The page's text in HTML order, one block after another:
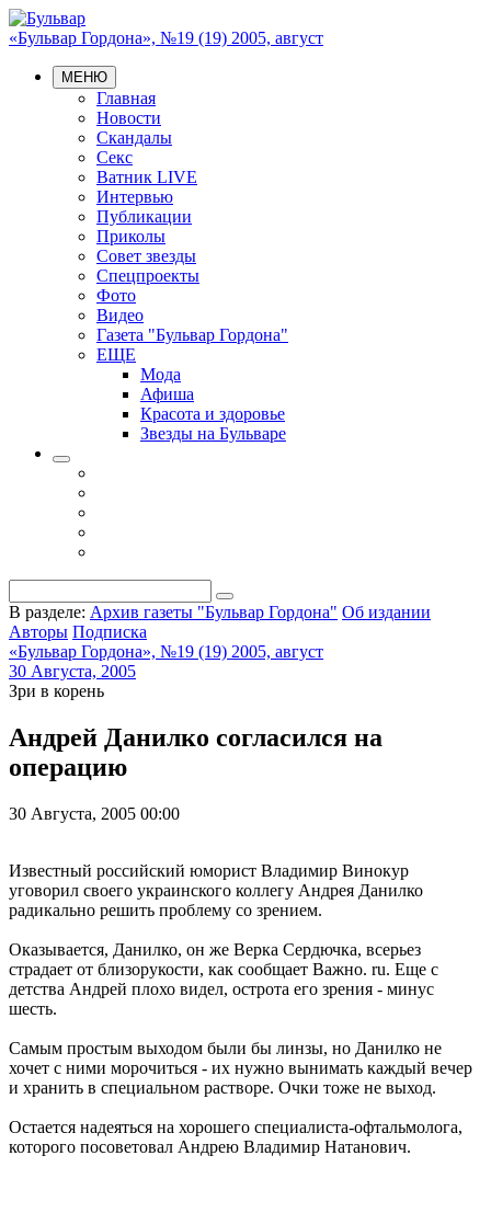
«Бульвар Гордона», №19 (19) 2005, август
МЕНЮ
Главная
Новости
Скандалы
Секс
Ватник LIVE
Интервью
Публикации
Приколы
Совет звезды
Спецпроекты
Фото
Видео
Газета "Бульвар Гордона"
ЕЩЕ
Мода
Афиша
Красота и здоровье
Звезды на Бульваре
В разделе: Архив газеты "Бульвар Гордона" Об издании
Авторы Подписка
«Бульвар Гордона», №19 (19) 2005, август
30 Августа, 2005
Зри в корень
Андрей Данилко согласился на
операцию
30 Августа, 2005 00:00
Известный российский юморист Владимир Винокур
уговорил своего украинского коллегу Андрея Данилко
радикально решить проблему со зрением.
Оказывается, Данилко, он же Верка Сердючка, всерьез
страдает от близорукости, как сообщает Важно. ru. Еще с
детства Андрей плохо видел, острота его зрения - минус
шесть.
Самым простым выходом были бы линзы, но Данилко не
хочет с ними морочиться - их нужно вынимать каждый вечер
и хранить в специальном растворе. Очки тоже не выход.
Остается надеяться на хорошего специалиста-офтальмолога,
которого посоветовал Андрею Владимир Натанович.